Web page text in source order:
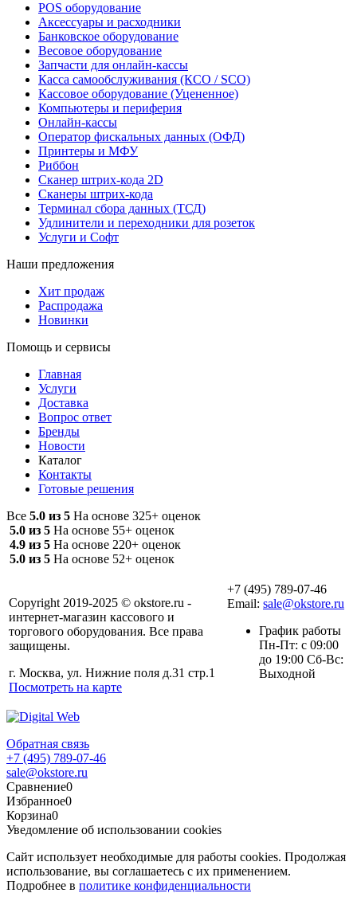
POS оборудование
Аксессуары и расходники
Банковское оборудование
Весовое оборудование
Запчасти для онлайн-кассы
Касса самообслуживания (КСО / SCO)
Кассовое оборудование (Уцененное)
Компьютеры и периферия
Онлайн-кассы
Оператор фискальных данных (ОФД)
Принтеры и МФУ
Риббон
Сканер штрих-кода 2D
Сканеры штрих-кода
Терминал сбора данных (ТСД)
Удлинители и переходники для розеток
Услуги и Софт
Наши предложения
Хит продаж
Распродажа
Новинки
Помощь и сервисы
Главная
Услуги
Доставка
Вопрос ответ
Бренды
Новости
Каталог
Контакты
Готовые решения
Все 5.0 из 5 На основе 325+ оценок
5.0 из 5 На основе 55+ оценок
4.9 из 5 На основе 220+ оценок
5.0 из 5 На основе 52+ оценок
Copyright 2019-2025 © okstore.ru -
интернет-магазин кассового и
торгового оборудования. Все права
защищены.
г. Москва, ул. Нижние поля д.31 стр.1
Посмотреть на карте
+7 (495) 789-07-46
Email: sale@okstore.ru
График работы
Пн-Пт: с 09:00
до 19:00 Сб-Вс:
Выходной
Обратная связь
+7 (495) 789-07-46
sale@okstore.ru
Сравнение0
Избранное0
Корзина0
Уведомление об использовании cookies
Сайт использует необходимые для работы cookies. Продолжая
использование, вы соглашаетесь с их применением.
Подробнее в политике конфиденциальности